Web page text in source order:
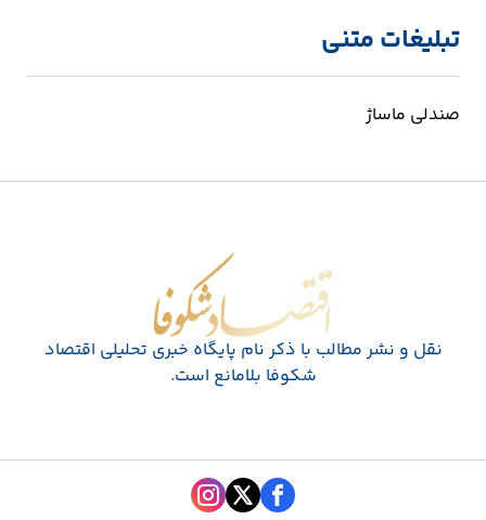
تبلیغات متنی
صندلی ماساژ
اقتصاد شکوفا
نقل و نشر مطالب با ذکر نام پايگاه خبری تحليلی اقتصاد
شکوفا بلامانع است.